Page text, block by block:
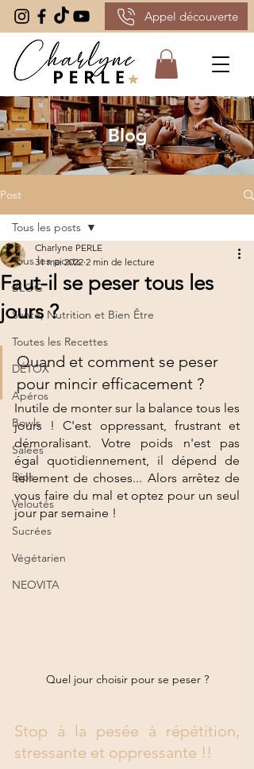
Appel découverte
Blog
Post
Tous les posts
BLOG
Santé, Nutrition et Bien Être
Toutes les Recettes
DÉTOX
Apéros
Bowls
Salées
Dips
Veloutés
Sucrées
Végétarien
NEOVITA
Tous les posts
Faut-il se peser tous les
jours ?
Charlyne PERLE
31 mai 2022 2 min de lecture
Quand et comment se peser
pour mincir efficacement ?
Inutile de monter sur la balance tous les
jours ! C'est oppressant, frustrant et
démoralisant. Votre poids n'est pas
égal quotidiennement, il dépend de
tellement de choses... Alors arrêtez de
vous faire du mal et optez pour un seul
jour par semaine !
Quel jour choisir pour se peser ?
Stop à la pesée à répétition,
stressante et oppressante !!